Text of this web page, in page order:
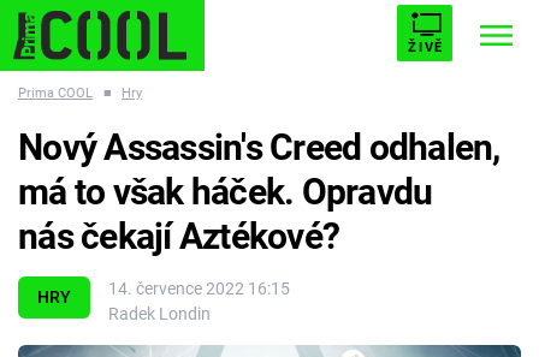
ŽIVĚ
ESCAPE PLNEJ KOTEL AVENGERS 5
Témata
Prima COOL ■ Hry
HRY
14. července 2022 16:15
Radek Londin
Nový Assassin's Creed odhalen,
má to však háček. Opravdu
nás čekají Aztékové?